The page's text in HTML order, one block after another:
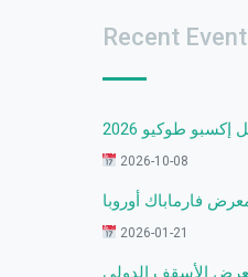
Recent
2026-10-08
2026-01-21